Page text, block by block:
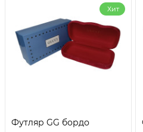
Хит
Футляр GG бордо